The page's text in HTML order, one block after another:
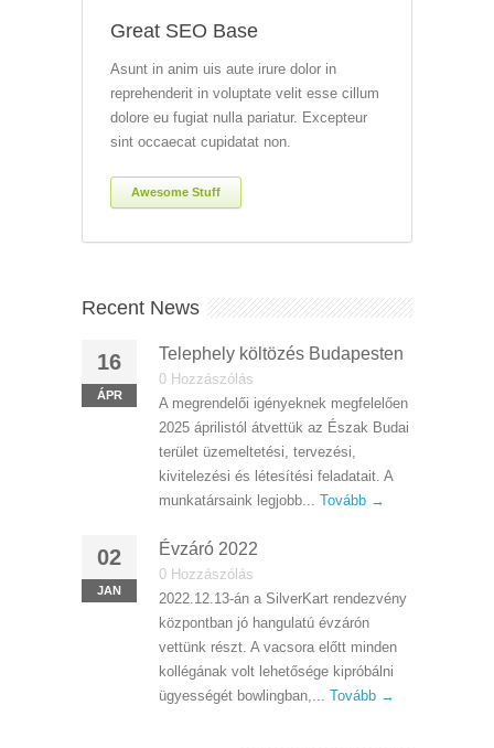
Great SEO Base
Asunt in anim uis aute irure dolor in
reprehenderit in voluptate velit esse cillum
dolore eu fugiat nulla pariatur. Excepteur
sint occaecat cupidatat non.
Awesome Stuff
Recent News
16
ÁPR
Telephely költözés Budapesten
0 Hozzászólás
A megrendelői igényeknek megfelelően
2025 áprilistól átvettük az Észak Budai
terület üzemeltetési, tervezési,
kivitelezési és létesítési feladatait. A
munkatársaink legjobb... Tovább →
02
JAN
Évzáró 2022
0 Hozzászólás
2022.12.13-án a SilverKart rendezvény
központban jó hangulatú évzárón
vettünk részt. A vacsora előtt minden
kollégának volt lehetősége kipróbálni
ügyességét bowlingban,... Tovább →